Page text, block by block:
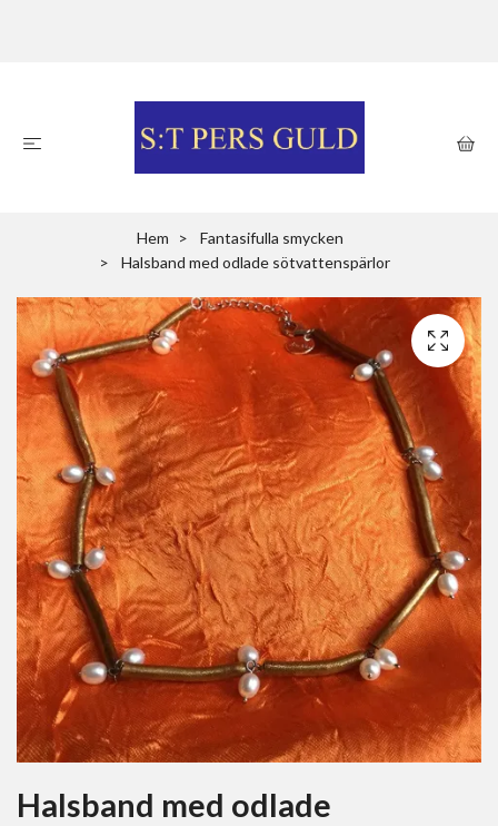
Hem
Fantasifulla smycken
Halsband med odlade sötvattenspärlor
Halsband med odlade